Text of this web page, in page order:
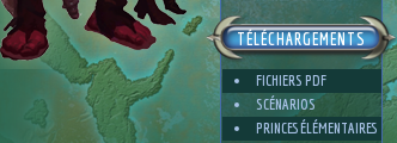
TÉLÉCHARGEMENTS
FICHIERS PDF
SCÉNARIOS
PRINCES ÉLÉMENTAIRES